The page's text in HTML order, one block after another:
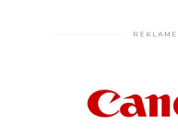
REKLAME